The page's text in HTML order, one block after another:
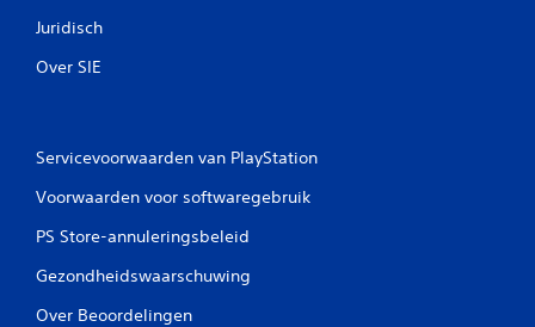
Juridisch
Over SIE
Servicevoorwaarden van PlayStation
Voorwaarden voor softwaregebruik
PS Store-annuleringsbeleid
Gezondheidswaarschuwing
Over Beoordelingen